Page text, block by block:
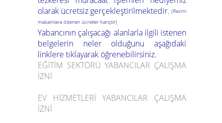
olarak ücretsiz gerçekleştirilmektedir. (Resmi
makamlara ödenen ücretler hariçtir)
Yabancının çalışacağı alanlarla ilgili istenen
belgelerin neler olduğunu aşağıdaki
linklere tıklayarak öğrenebilirsiniz.
EĞİTİM SEKTÖRÜ YABANCILAR ÇALIŞMA
İZNİ
EV HİZMETLERİ YABANCILAR ÇALIŞMA
İZNİ